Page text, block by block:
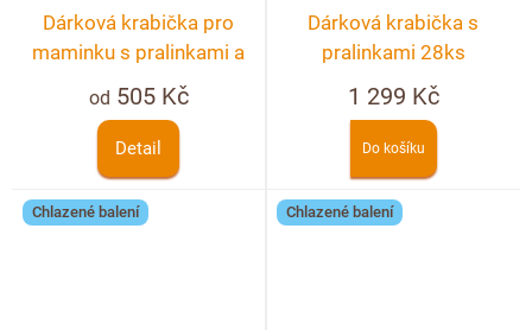
Dárková krabička pro
maminku s pralinkami a
lanýži 10ks + možnost
personalizace
od 505 Kč
Detail
Dárková krabička s
pralinkami 28ks
1 299 Kč
Do košíku
Chlazené balení Chlazené balení